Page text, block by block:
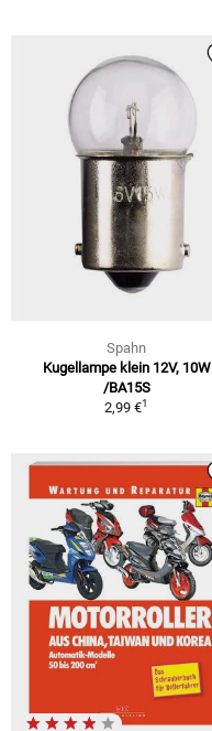
Spahn
Kugellampe klein 12V, 10W
/BA15S
2,99 €1